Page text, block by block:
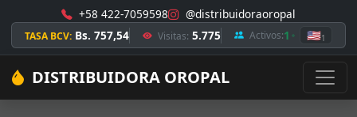
+58 422-7059598 @distribuidoraoropal
TASA BCV: Bs. 757,54 Visitas: 5.775 Activos:1 🇺🇸1
DISTRIBUIDORA OROPAL